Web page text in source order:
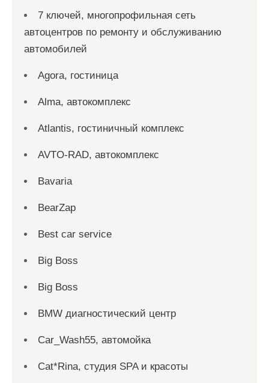
7 ключей, многопрофильная сеть
автоцентров по ремонту и обслуживанию
автомобилей
Agora, гостиница
Alma, автокомплекс
Atlantis, гостиничный комплекс
AVTO-RAD, автокомплекс
Bavaria
BearZap
Best car service
Big Boss
Big Boss
BMW диагностический центр
Car_Wash55, автомойка
Cat*Rina, студия SPA и красоты